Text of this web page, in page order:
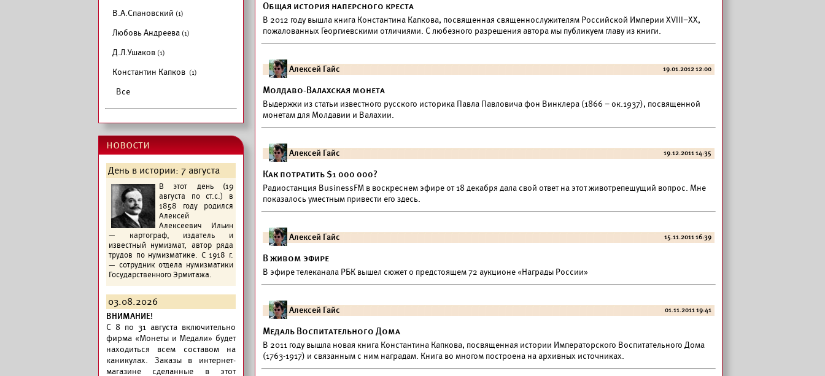
В.А.Спановский (1)
Любовь Андреева (1)
Д.Л.Ушаков (1)
Константин Капков (1)
Все
новости
День в истории: 7 августа
В этот день (19
августа по ст.с.) в
1858 году родился
Алексей
Алексеевич Ильин
— картограф, издатель и
известный нумизмат, автор ряда
трудов по нумизматике. С 1918 г.
— сотрудник отдела нумизматики
Государственного Эрмитажа.
03.08.2026
ВНИМАНИЕ!
C 8 по 31 августа включительно
фирма «Монеты и Медали» будет
находиться всем составом на
каникулах. Заказы в интернет-
магазине сделанные в этот
Общая история наперсного креста
В 2012 году вышла книга Константина Капкова, посвященная священнослужителям Российской Империи XVIII–XX,
пожалованных Георгиевскими отличиями. С любезного разрешения автора мы публикуем главу из книги.
Алексей Гайс 19.01.2012 12:00
Молдаво-Валахская монета
Выдержки из статьи известного русского историка Павла Павловича фон Винклера (1866 – ок.1937), посвященной
монетам для Молдавии и Валахии.
Алексей Гайс 19.12.2011 14:35
Как потратить $1 000 000?
Радиостанция BusinessFM в воскреснем эфире от 18 декабря дала свой ответ на этот животрепещущий вопрос. Мне
показалось уместным привести его здесь.
Алексей Гайс 15.11.2011 16:39
В живом эфире
В эфире телеканала РБК вышел сюжет о предстоящем 72 аукционе «Награды России»
Алексей Гайс 01.11.2011 19:41
Медаль Воспитательного Дома
В 2011 году вышла новая книга Константина Капкова, посвященная истории Императорского Воспитательного Дома
(1763-1917) и связанным с ним наградам. Книга во многом построена на архивных источниках.